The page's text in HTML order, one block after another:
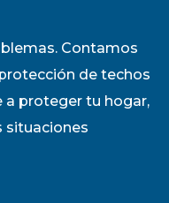
Contamos
de techos
a proteger tu hogar,
situaciones